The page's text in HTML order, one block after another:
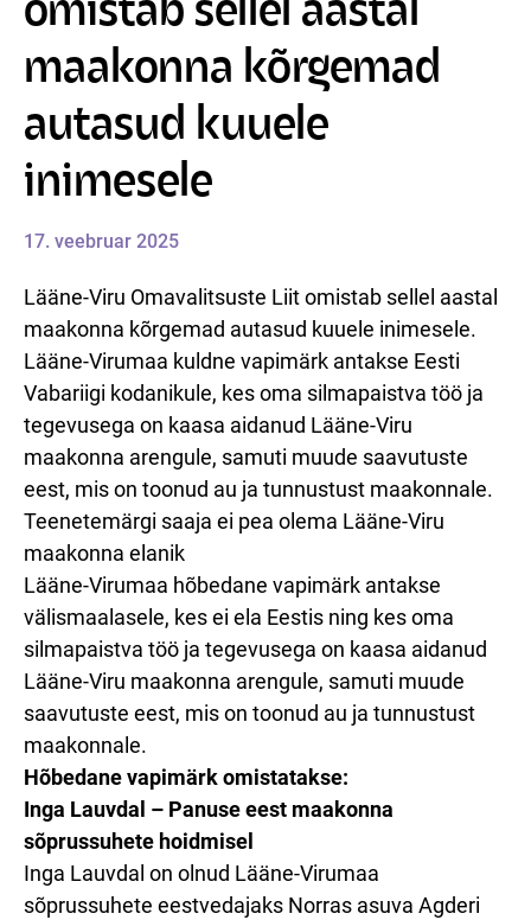
omistab sellel aastal
maakonna kõrgemad
autasud kuuele
inimesele
17. veebruar 2025
Lääne-Viru Omavalitsuste Liit omistab sellel aastal
maakonna kõrgemad autasud kuuele inimesele.
Lääne-Virumaa kuldne vapimärk antakse Eesti
Vabariigi kodanikule, kes oma silmapaistva töö ja
tegevusega on kaasa aidanud Lääne-Viru
maakonna arengule, samuti muude saavutuste
eest, mis on toonud au ja tunnustust maakonnale.
Teenetemärgi saaja ei pea olema Lääne-Viru
maakonna elanik
Lääne-Virumaa hõbedane vapimärk antakse
välismaalasele, kes ei ela Eestis ning kes oma
silmapaistva töö ja tegevusega on kaasa aidanud
Lääne-Viru maakonna arengule, samuti muude
saavutuste eest, mis on toonud au ja tunnustust
maakonnale.
Hõbedane vapimärk omistatakse:
Inga Lauvdal – Panuse eest maakonna
sõprussuhete hoidmisel
Inga Lauvdal on olnud Lääne-Virumaa
sõprussuhete eestvedajaks Norras asuva Agderi